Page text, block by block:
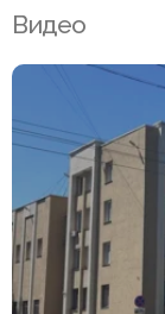
Видео